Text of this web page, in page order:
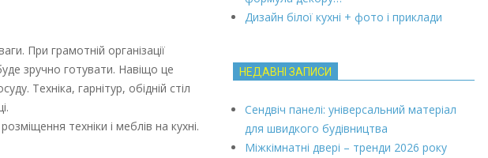
При грамотній організації
зручно готувати. Навіщо це
Техніка, гарнітур, обідній стіл
техніки і меблів на кухні.
Дизайн білої кухні + фото і приклади
НЕДАВНІ ЗАПИСИ
Сендвіч панелі: універсальний матеріал
для швидкого будівництва
Міжкімнатні двері – тренди 2026 року